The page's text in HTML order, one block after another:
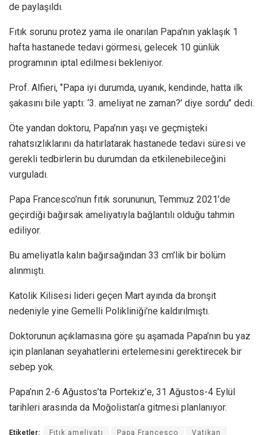
de paylaşıldı.
Fıtık sorunu protez yama ile onarılan Papa’nın yaklaşık 1
hafta hastanede tedavi görmesi, gelecek 10 günlük
programının iptal edilmesi bekleniyor.
Prof. Alfieri, ‘’Papa iyi durumda, uyanık, kendinde, hatta ilk
şakasını bile yaptı: ‘3. ameliyat ne zaman?’ diye sordu’’ dedi.
Öte yandan doktoru, Papa’nın yaşı ve geçmişteki
rahatsızlıklarını da hatırlatarak hastanede tedavi süresi ve
gerekli tedbirlerin bu durumdan da etkilenebileceğini
vurguladı.
Papa Francesco’nun fıtık sorununun, Temmuz 2021’de
geçirdiği bağırsak ameliyatıyla bağlantılı olduğu tahmin
ediliyor.
Bu ameliyatla kalın bağırsağından 33 cm’lik bir bölüm
alınmıştı.
Katolik Kilisesi lideri geçen Mart ayında da bronşit
nedeniyle yine Gemelli Polikliniği’ne kaldırılmıştı.
Doktorunun açıklamasına göre şu aşamada Papa’nın bu yaz
için planlanan seyahatlerini ertelemesini gerektirecek bir
sebep yok.
Papa’nın 2-6 Ağustos’ta Portekiz’e, 31 Ağustos-4 Eylül
tarihleri arasında da Moğolistan’a gitmesi planlanıyor.
Etiketler: Fıtık ameliyatı Papa Francesco Vatikan